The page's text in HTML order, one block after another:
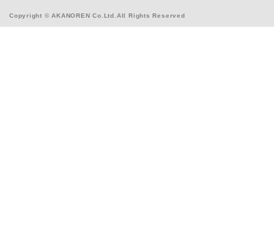
Copyright © AKANOREN Co.Ltd.All Rights Reserved